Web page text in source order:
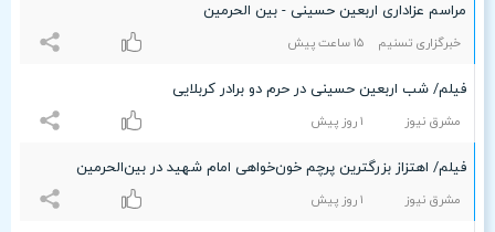
مراسم عزاداری اربعین حسینی - بین الحرمین
خبرگزاری تسنیم ۱۵ ساعت پيش
فیلم/ شب اربعین حسینی در حرم دو برادر کربلایی
مشرق نیوز ۱ روز پیش
فیلم/ اهتزاز بزرگترین پرچم خون‌خواهی امام شهید در بین‌الحرمین
مشرق نیوز ۱ روز پیش